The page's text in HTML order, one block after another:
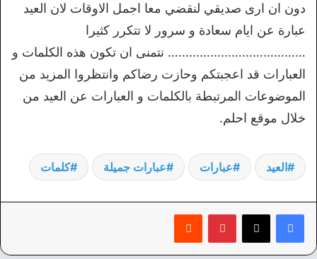
دون ان ارى صديقي لنقضي معا اجمل الاوقات لان العيد
عبارة عن ايام سعادة و سرور لا تتكرر كثيرا
………………………………… نتمنى ان تكون هذه الكلمات و
العبارات قد اعجبتكم وحازت رضاكم وانتظروا المزيد من
الموضوعات المرتبطة بالكلمات و العبارات عن العيد من
خلال موقع احلم.
العيد عبارات عبارات جميلة كلمات
بينتيريست